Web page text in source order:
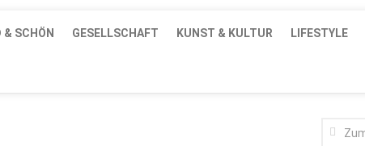
& SCHÖN GESELLSCHAFT KUNST & KULTUR LIFESTYLE